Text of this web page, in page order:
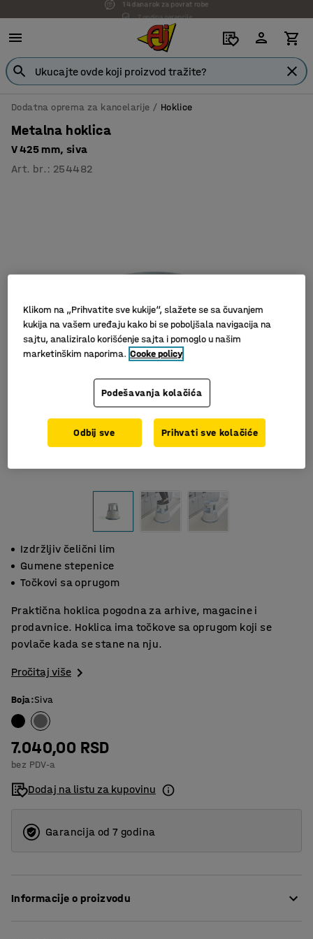
7 godina garancije
Dodatna oprema za kancelarije Hoklice
Metalna hoklica
V 425 mm, siva
Art. br. : 254482
Izdržljiv čelični lim
Gumene stepenice
Točkovi sa oprugom
Praktična hoklica pogodna za arhive, magacine i
prodavnice. Hoklica ima točkove sa oprugom koji se
povlače kada se stane na nju.
Pročitaj više
Boja:Siva
7.040,00 RSD
bez PDV-a
Dodaj na listu za kupovinu
Garancija od 7 godina
Informacije o proizvodu
Klikom na „Prihvatite sve kukije“, slažete se sa čuvanjem
kukija na vašem uređaju kako bi se poboljšala navigacija na
sajtu, analiziralo korišćenje sajta i pomoglo u našim
marketinškim naporima. Cooke policy
Podešavanja kolačića
Odbij sve Prihvati sve kolačiće